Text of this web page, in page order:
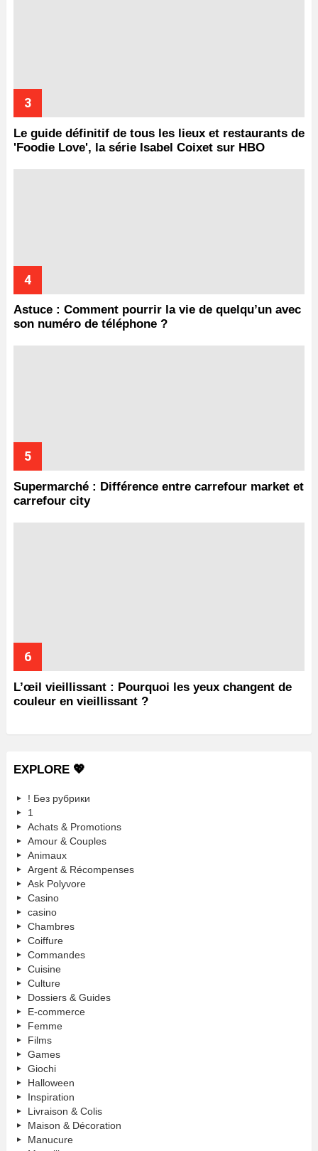
Le guide définitif de tous les lieux et restaurants de
'Foodie Love', la série Isabel Coixet sur HBO
Astuce : Comment pourrir la vie de quelqu’un avec
son numéro de téléphone ?
Supermarché : Différence entre carrefour market et
carrefour city
L’œil vieillissant : Pourquoi les yeux changent de
couleur en vieillissant ?
EXPLORE 💖
! Без рубрики
1
Achats & Promotions
Amour & Couples
Animaux
Argent & Récompenses
Ask Polyvore
Casino
casino
Chambres
Coiffure
Commandes
Cuisine
Culture
Dossiers & Guides
E-commerce
Femme
Films
Games
Giochi
Halloween
Inspiration
Livraison & Colis
Maison & Décoration
Manucure